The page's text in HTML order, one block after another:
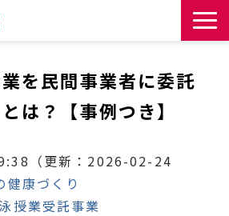
を探す
を民間事業者に委託
は？【事例つき】
（更新： 2026-02-24
健康づくり
授業受託事業